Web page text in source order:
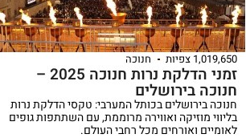
1,019,650 צפיות חנוכה
זמני הדלקת נרות חנוכה 2025 –
חנוכה בירושלים
חנוכה בירושלים בכותל המערבי: טקסי הדלקת נרות
בליווי מוזיקה ואווירה מרוממת, עם השתתפות גופים
לאומיים ואורחים מכל רחבי העולם.